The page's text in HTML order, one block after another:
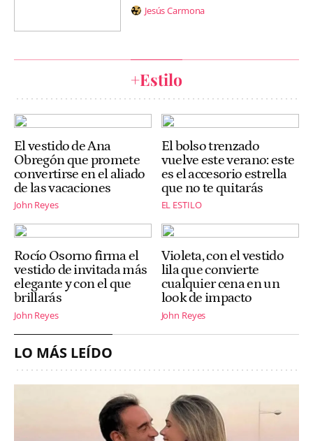
Jesús Carmona
+Estilo
El vestido de Ana
Obregón que promete
convertirse en el aliado
de las vacaciones
John Reyes
El bolso trenzado
vuelve este verano: este
es el accesorio estrella
que no te quitarás
EL ESTILO
Rocío Osorno firma el
vestido de invitada más
elegante y con el que
brillarás
John Reyes
Violeta, con el vestido
lila que convierte
cualquier cena en un
look de impacto
John Reyes
LO MÁS LEÍDO